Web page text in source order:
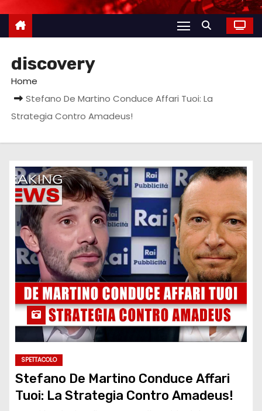
discovery
Home
Stefano De Martino Conduce Affari Tuoi: La
Strategia Contro Amadeus!
SPETTACOLO
Stefano De Martino Conduce Affari
Tuoi: La Strategia Contro Amadeus!